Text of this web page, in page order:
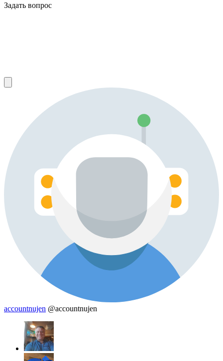
Задать вопрос
accountnujen @accountnujen